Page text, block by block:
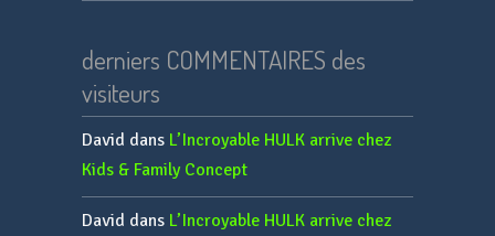
derniers COMMENTAIRES des
visiteurs
David dans L’Incroyable HULK arrive chez
Kids & Family Concept
David dans L’Incroyable HULK arrive chez